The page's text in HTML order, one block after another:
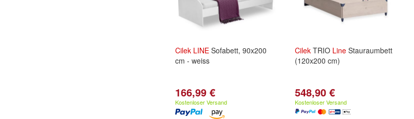
Cilek LINE Sofabett, 90x200
cm - weiss
166,99 €
Kostenloser Versand
Cilek TRIO Line Stauraumbett
(120x200 cm)
548,90 €
Kostenloser Versand